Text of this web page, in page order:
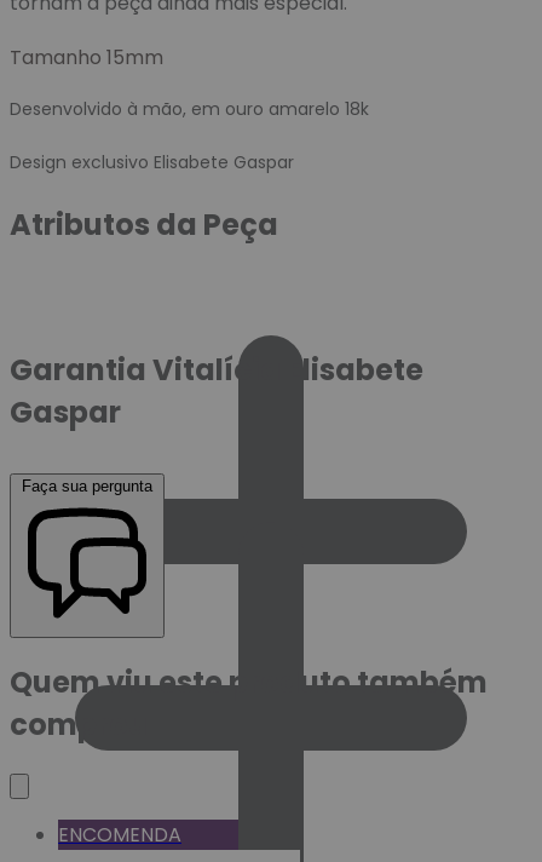
Tamanho 15mm
Desenvolvido à mão, em ouro amarelo 18k
Design exclusivo Elisabete Gaspar
Atributos da Peça
Garantia Vitalícia Elisabete
Gaspar
Faça sua pergunta
Quem viu este produto também
comprou